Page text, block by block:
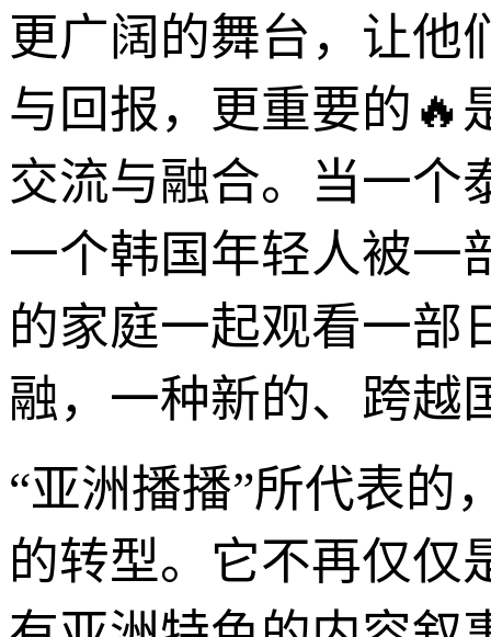
更广阔的舞台，让他
与回报，更重要的🔥
交流与融合。当一个
一个韩国年轻人被一
的家庭一起观看一部
融，一种新的、跨越
“亚洲播播”所代表的
的转型。它不再仅仅